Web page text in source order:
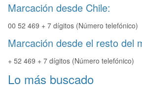
Marcación desde Chile:
00 52 469 + 7 dígitos (Número telefónico)
Marcación desde el resto del
+ 52 469 + 7 dígitos (Número telefónico)
Lo más buscado